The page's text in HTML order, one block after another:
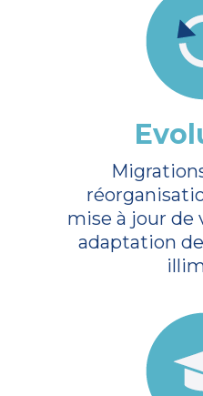
mise à jour de
adaptation